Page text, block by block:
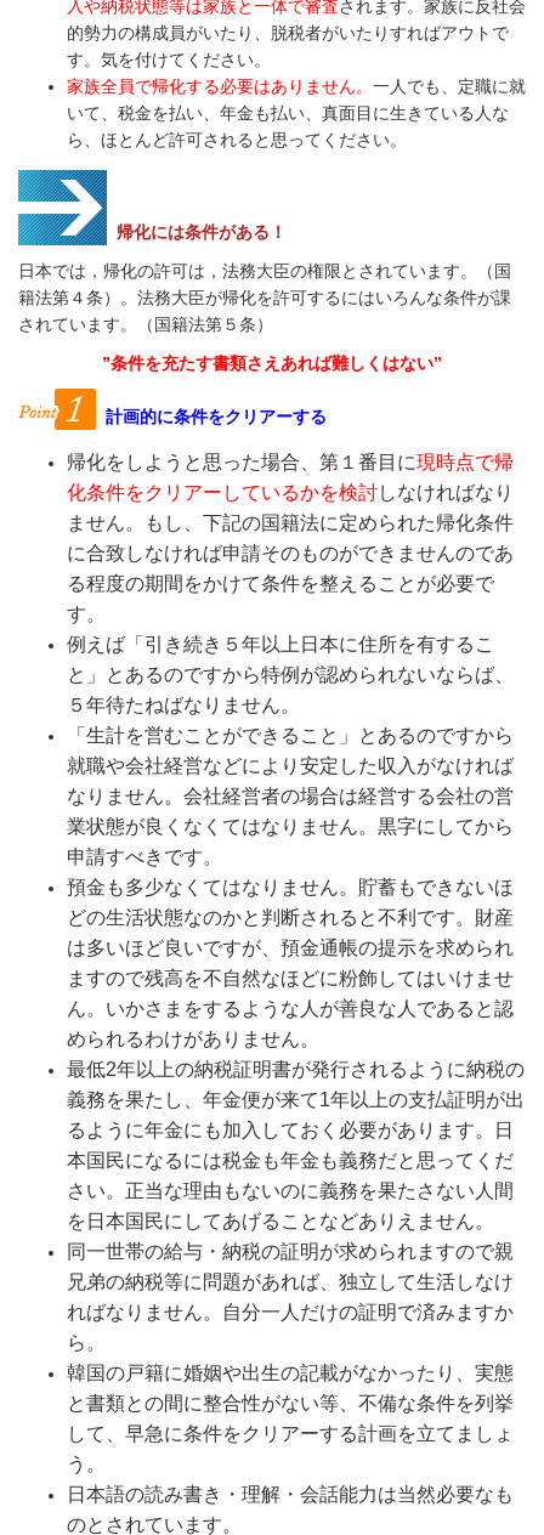
入や納税状態等は家族と一体で審査されます。家族に反社会
的勢力の構成員がいたり、脱税者がいたりすればアウトで
す。気を付けてください。
家族全員で帰化する必要はありません。 一人でも、定職に就
いて、税金を払い、年金も払い、真面目に生きている人な
ら、ほとんど許可されると思ってください。
帰化には条件がある！
日本では，帰化の許可は，法務大臣の権限とされています。（国
籍法第４条）。法務大臣が帰化を許可するにはいろんな条件が課
されています。（国籍法第５条）
”条件を充たす書類さえあれば難しくはない”
計画的に条件をクリアーする
帰化をしようと思った場合、第１番目に現時点で帰
化条件をクリアーしているかを検討しなければなり
ません。もし、下記の国籍法に定められた帰化条件
に合致しなければ申請そのものができませんのであ
る程度の期間をかけて条件を整えることが必要で
す。
例えば「引き続き５年以上日本に住所を有するこ
と」とあるのですから特例が認められないならば、
５年待たねばなりません。
「生計を営むことができること」とあるのですから
就職や会社経営などにより安定した収入がなければ
なりません。会社経営者の場合は経営する会社の営
業状態が良くなくてはなりません。黒字にしてから
申請すべきです。
預金も多少なくてはなりません。貯蓄もできないほ
どの生活状態なのかと判断されると不利です。財産
は多いほど良いですが、 預金通帳の提示を求められ
ますので残高を不自然なほどに粉飾してはいけませ
ん。いかさまをするような人が善良な人であると認
められるわけがありません。
最低2年以上の納税証明書が発行されるように納税の
義務を果たし、年金便が来て1年以上の支払証明が出
るように年金にも加入しておく必要があります。日
本国民になるには税金も年金も義務だと思ってくだ
さい。正当な理由もないのに義務を果たさない人間
を日本国民にしてあげることなどありえません。
同一世帯の給与・納税の証明が求められますので親
兄弟の納税等に問題があれば、独立して生活しなけ
ればなりません。自分一人だけの証明で済みますか
ら。
韓国の戸籍に婚姻や出生の記載がなかったり、実態
と書類との間に整合性がない等、不備な条件を列挙
して、早急に条件をクリアーする計画を立てましょ
う。
日本語の読み書き・理解・会話能力は当然必要なも
のとされています。